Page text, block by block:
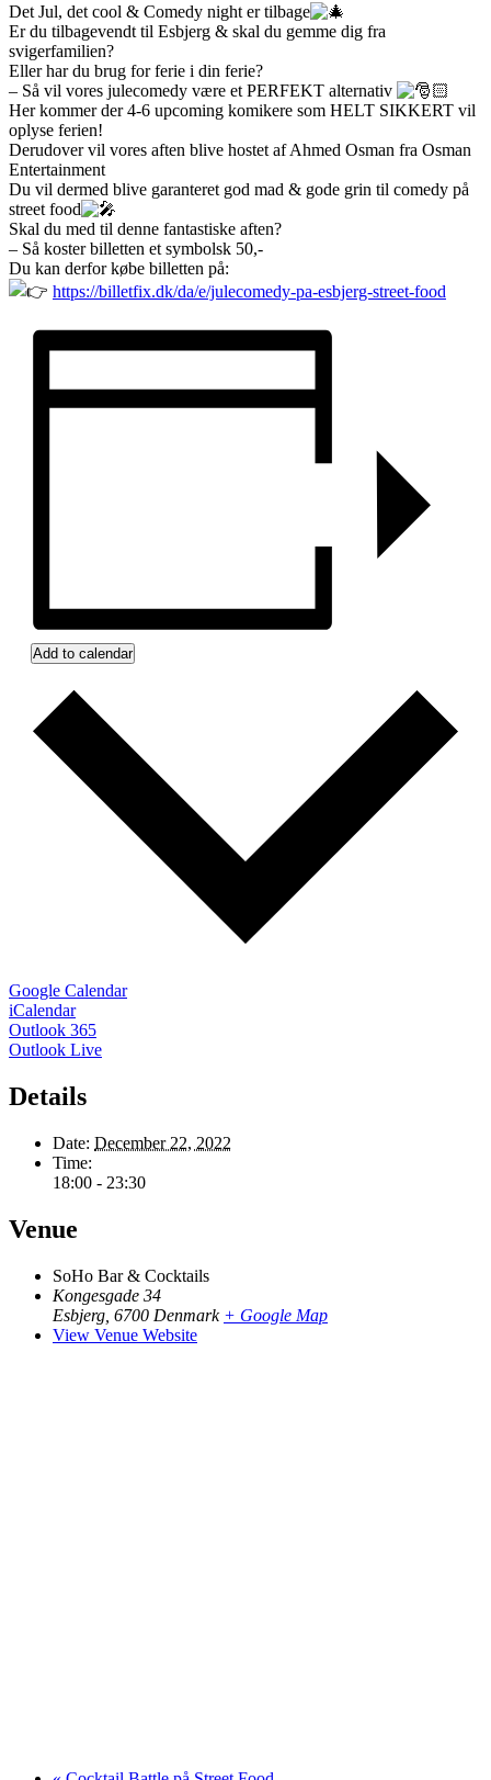
Det Jul, det cool & Comedy night er tilbage
Er du tilbagevendt til Esbjerg & skal du gemme dig fra
svigerfamilien?
Eller har du brug for ferie i din ferie?
– Så vil vores julecomedy være et PERFEKT alternativ
Her kommer der 4-6 upcoming komikere som HELT SIKKERT vil
oplyse ferien!
Derudover vil vores aften blive hostet af Ahmed Osman fra Osman
Entertainment
Du vil dermed blive garanteret god mad & gode grin til comedy på
street food
Skal du med til denne fantastiske aften?
– Så koster billetten et symbolsk 50,-
Du kan derfor købe billetten på:
https://billetfix.dk/da/e/julecomedy-pa-esbjerg-street-food
Add to calendar
Google Calendar
iCalendar
Outlook 365
Outlook Live
Details
Date: December 22, 2022
Time:
18:00 - 23:30
Venue
SoHo Bar & Cocktails
Kongesgade 34
Esbjerg 6700 Denmark + Google Map
View Venue Website